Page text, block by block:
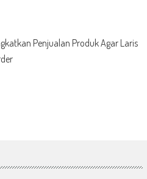
Penjualan Produk Agar Laris